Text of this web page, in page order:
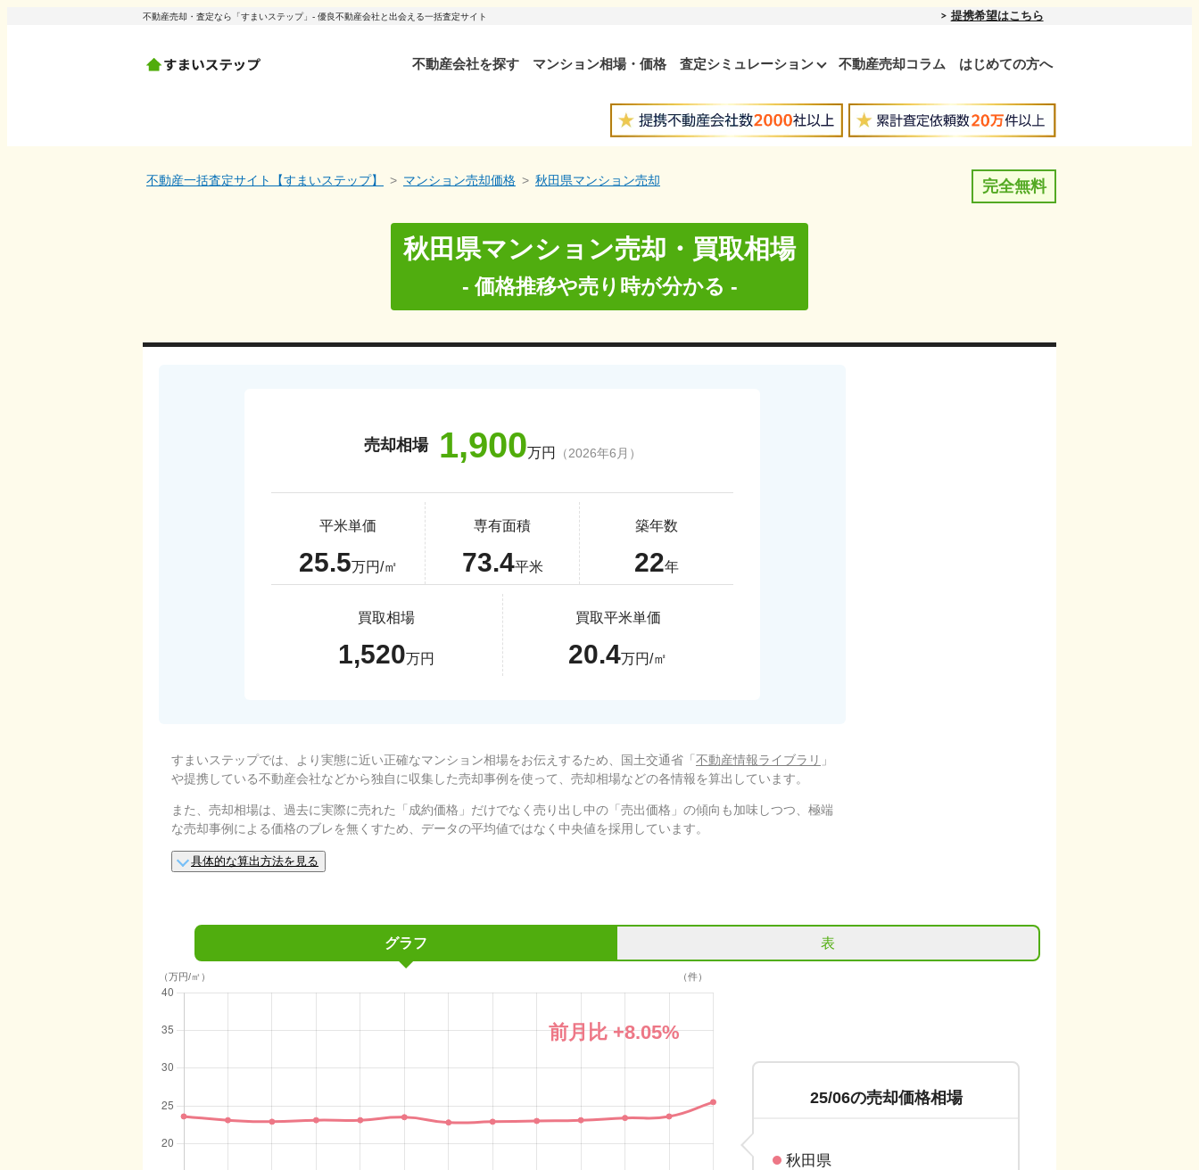
不動産売却・査定なら「すまいステップ」- 優良不動産会社と出会える一括査定サイト 提携希望はこちら
不動産会社を探す マンション相場・価格 査定シミュレーション 不動産売却コラム はじめての方へ
不動産一括査定サイト【すまいステップ】 マンション売却価格 秋田県マンション売却 完全無料
秋田県マンション売却・買取相場
- 価格推移や売り時が分かる -
売却相場 1,900万円 （2026年6月 ）
平米単価
25.5万円/㎡
専有面積
73.4平米
築年数
22年
買取相場
1,520万円
買取平米単価
20.4万円/㎡
すまいステップでは、より実態に近い正確なマンション相場をお伝えするため、国土交通省「 不動産情報ライブラリ 」
や提携している不動産会社などから独自に収集した売却事例を使って、売却相場などの各情報を算出しています。
また、売却相場は、過去に実際に売れた「成約価格」だけでなく売り出し中の「売出価格」の傾向も加味しつつ、極端
な売却事例による価格のブレを無くすため、データの平均値ではなく中央値を採用しています。
具体的な算出方法を見る
グラフ 表
（万円/㎡） （件）
前月比+8.05%
25/06の売却価格相場
秋田県